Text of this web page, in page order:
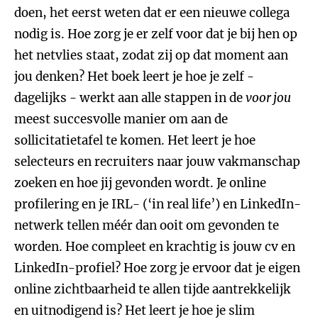
doen, het eerst weten dat er een nieuwe collega
nodig is. Hoe zorg je er zelf voor dat je bij hen op
het netvlies staat, zodat zij op dat moment aan
jou denken? Het boek leert je hoe je zelf -
dagelijks - werkt aan alle stappen in devoor jou
meest succesvolle manier om aan de
sollicitatietafel te komen. Het leert je hoe
selecteurs en recruiters naar jouw vakmanschap
zoeken en hoe jij gevonden wordt. Je online
profilering en je IRL- (‘in real life’) en LinkedIn-
netwerk tellen méér dan ooit om gevonden te
worden. Hoe compleet en krachtig is jouw cv en
LinkedIn-profiel? Hoe zorg je ervoor dat je eigen
online zichtbaarheid te allen tijde aantrekkelijk
en uitnodigend is? Het leert je hoe je slim